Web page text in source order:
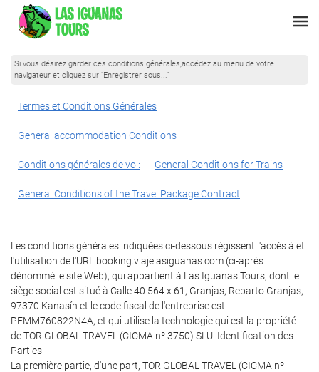
Si vous désirez garder ces conditions générales,accédez au menu de votre
navigateur et cliquez sur "Enregistrer sous..."
Termes et Conditions Générales
General accommodation Conditions
Conditions générales de vol: General Conditions for Trains
General Conditions of the Travel Package Contract
Les conditions générales indiquées ci-dessous régissent l'accès à et
l'utilisation de l'URL booking.viajelasiguanas.com (ci-après
dénommé le site Web), qui appartient à Las Iguanas Tours, dont le
siège social est situé à Calle 40 564 x 61, Granjas, Reparto Granjas,
97370 Kanasín et le code fiscal de l'entreprise est
PEMM760822N4A, et qui utilise la technologie qui est la propriété
de TOR GLOBAL TRAVEL (CICMA nº 3750) SLU. Identification des
Parties
La première partie, d'une part, TOR GLOBAL TRAVEL (CICMA nº